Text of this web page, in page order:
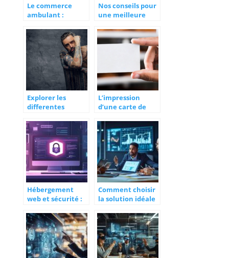
Le commerce
ambulant :
formalites et pour
ou contre
Nos conseils pour
une meilleure
fonction RH
Explorer les
differentes
artistiques du
monde du
tatouage
L’impression
d’une carte de
uv : tout ce qu’il
faut savoir
Hébergement
web et sécurité :
protéger votre
site ?
Comment choisir
la solution idéale
ligne